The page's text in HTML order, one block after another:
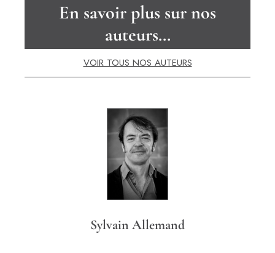
En savoir plus sur nos
auteurs…
VOIR TOUS NOS AUTEURS
Sylvain Allemand